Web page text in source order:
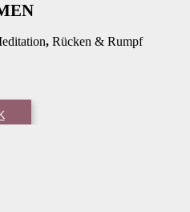
, Rücken & Rumpf